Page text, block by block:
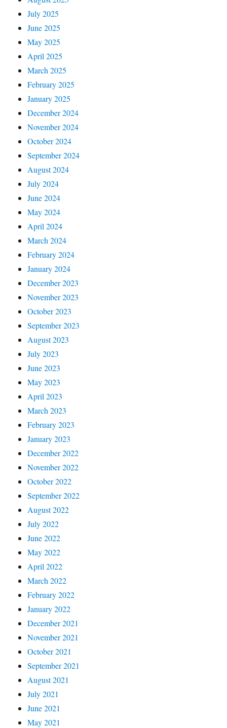
July 2025
June 2025
May 2025
April 2025
March 2025
February 2025
January 2025
December 2024
November 2024
October 2024
September 2024
August 2024
July 2024
June 2024
May 2024
April 2024
March 2024
February 2024
January 2024
December 2023
November 2023
October 2023
September 2023
August 2023
July 2023
June 2023
May 2023
April 2023
March 2023
February 2023
January 2023
December 2022
November 2022
October 2022
September 2022
August 2022
July 2022
June 2022
May 2022
April 2022
March 2022
February 2022
January 2022
December 2021
November 2021
October 2021
September 2021
August 2021
July 2021
June 2021
May 2021